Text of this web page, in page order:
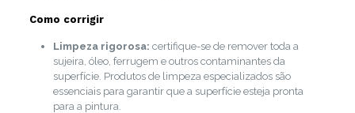
Como corrigir
Limpeza rigorosa: certifique-se de remover toda a
sujeira, óleo, ferrugem e outros contaminantes da
superfície. Produtos de limpeza especializados são
essenciais para garantir que a superfície esteja pronta
para a pintura.